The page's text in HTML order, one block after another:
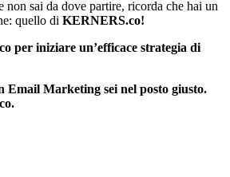
non sai da dove partire, ricorda che hai un
quello di KERNERS.co!
per iniziare un’efficace strategia di
Email Marketing sei nel posto giusto.